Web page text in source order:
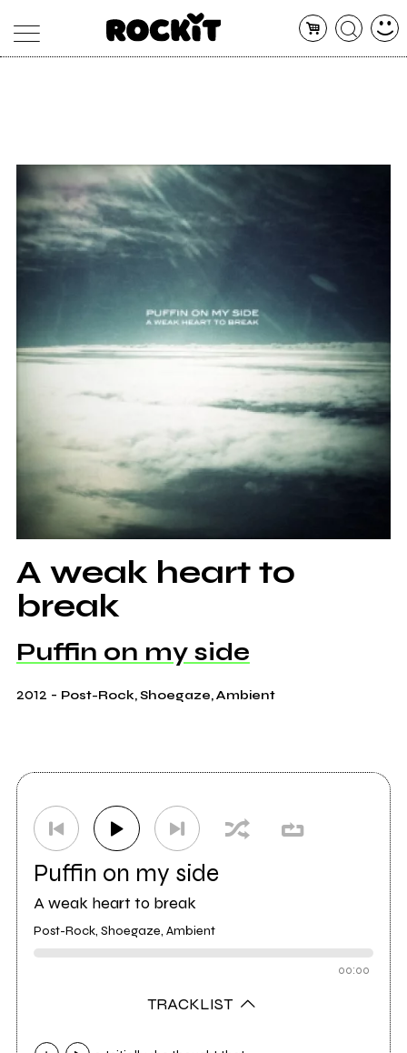
ARTISTI
CONCERTI
SHOP
RADIO
A weak heart to
break
Puffin on my side
2012 - Post-Rock, Shoegaze, Ambient
Puffin on my side
A weak heart to break
Post-Rock, Shoegaze, Ambient
00:00
TRACKLIST